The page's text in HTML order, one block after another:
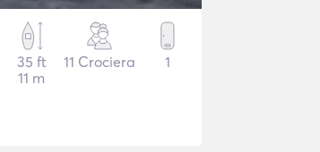
35 ft
11 m
11 Crociera 1